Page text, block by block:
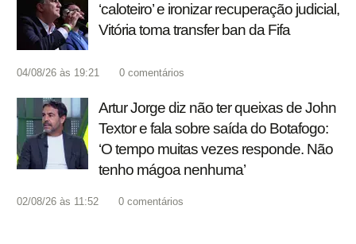
‘caloteiro’ e ironizar recuperação judicial,
Vitória toma transfer ban da Fifa
04/08/26 às 19:21 0 comentários
Artur Jorge diz não ter queixas de John
Textor e fala sobre saída do Botafogo:
‘O tempo muitas vezes responde. Não
tenho mágoa nenhuma’
02/08/26 às 11:52 0 comentários